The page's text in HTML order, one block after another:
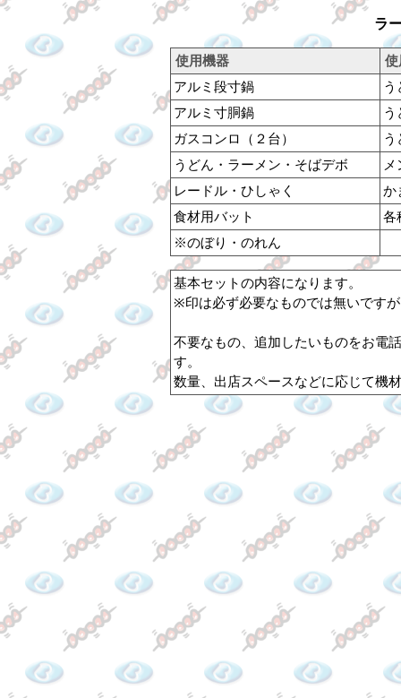
ラ
使用機器
使
アルミ段寸鍋
う
アルミ寸胴鍋
う
ガスコンロ（２台）
う
うどん・ラーメン・そばデボ
レードル・ひしゃく
か
食材用バット
各
※のぼり・のれん
基本セットの内容になります。
※印は必ず必要なものでは無いです
不要なもの、追加したいものをお電
す。
数量、出店スペースなどに応じて機